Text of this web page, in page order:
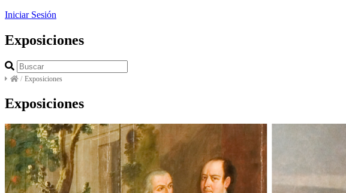
Iniciar Sesión
Exposiciones
/ Exposiciones
Exposiciones